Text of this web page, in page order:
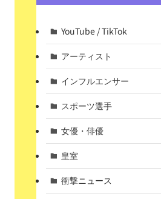
YouTube / TikTok
アーティスト
インフルエンサー
スポーツ選手
女優・俳優
皇室
衝撃ニュース